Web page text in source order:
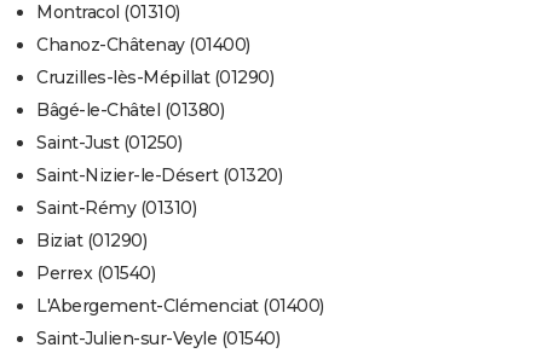
Montracol (01310)
Chanoz-Châtenay (01400)
Cruzilles-lès-Mépillat (01290)
Bâgé-le-Châtel (01380)
Saint-Just (01250)
Saint-Nizier-le-Désert (01320)
Saint-Rémy (01310)
Biziat (01290)
Perrex (01540)
L'Abergement-Clémenciat (01400)
Saint-Julien-sur-Veyle (01540)